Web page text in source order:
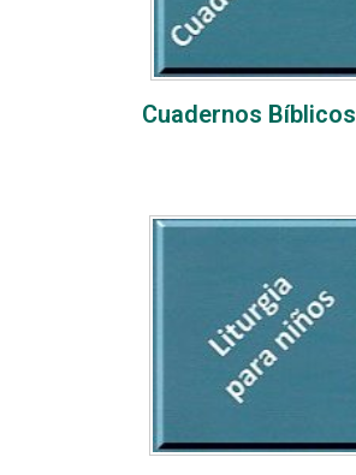
Cuadernos Bíblicos